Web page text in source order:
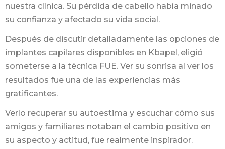
nuestra clínica. Su pérdida de cabello había minado
su confianza y afectado su vida social.
Después de discutir detalladamente las opciones de
implantes capilares disponibles en Kbapel, eligió
someterse a la técnica FUE. Ver su sonrisa al ver los
resultados fue una de las experiencias más
gratificantes.
Verlo recuperar su autoestima y escuchar cómo sus
amigos y familiares notaban el cambio positivo en
su aspecto y actitud, fue realmente inspirador.